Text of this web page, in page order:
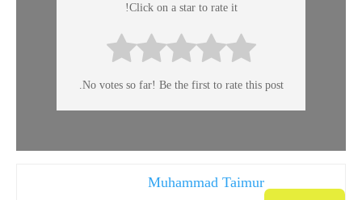
Click on a star to rate it!
No votes so far! Be the first to rate this post.
Muhammad Taimur